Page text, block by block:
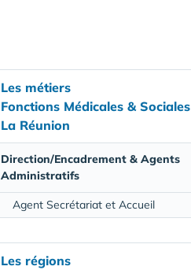
Les métiers
Fonctions Médicales & Sociales
La Réunion
Direction/Encadrement & Agents
Administratifs
Agent Secrétariat et Accueil
Les régions